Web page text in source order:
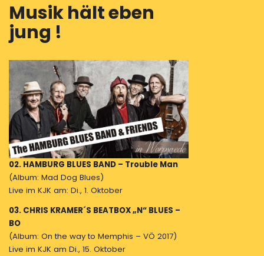
Musik hält eben
jung !
02. HAMBURG BLUES BAND – Trouble Man
(Album: Mad Dog Blues)
Live im KJK am: Di., 1. Oktober
03. CHRIS KRAMER´S BEATBOX „N“ BLUES –
BO
(Album: On the way to Memphis – VÖ 2017)
Live im KJK am Di., 15. Oktober